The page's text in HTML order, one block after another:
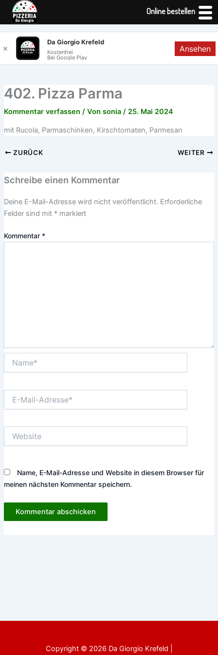
Inhalt
springen
402. Pizza Parma
Kommentar verfassen / Von sonia / 25. Mai 2024
mit Rucola, Parmaschinken, Kirschtomaten, Parmesan
ZURÜCK WEITER
Schreibe einen Kommentar
Deine E-Mail-Adresse wird nicht veröffentlicht. Erforderliche
Felder sind mit *markiert
Kommentar *
Mail-
Name, E-Mail-Adresse und Website in diesem Browser für
meinen nächsten Kommentar speichern.
Copyright © 2026 Da Giorgio Krefeld |
Online bestellen
✕
Da Giorgio Krefeld
Kostenfrei
Bei Google Play
Ansehen